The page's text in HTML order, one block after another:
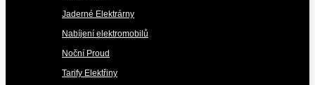
Jaderné Elektrárny
Nabíjení elektromobilů
Noční Proud
Tarify Elektřiny